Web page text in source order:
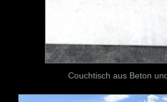
Couchtisch aus Beton